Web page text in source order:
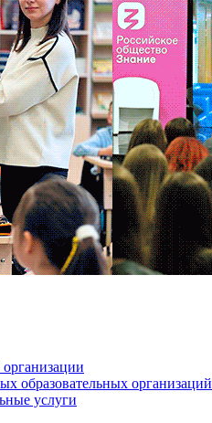
образовательных организаций
услуги